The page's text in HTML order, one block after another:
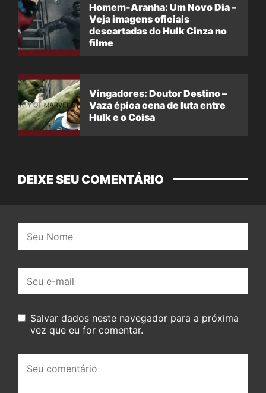
Homem-Aranha: Um Novo Dia –
Veja imagens oficiais
descartadas do Hulk Cinza no
filme
Vingadores: Doutor Destino –
Vaza épica cena de luta entre
Hulk e o Coisa
DEIXE SEU COMENTÁRIO
mail:
Salvar dados neste navegador para a próxima
vez que eu for comentar.
comentário: